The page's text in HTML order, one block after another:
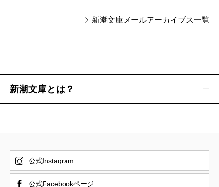
新潮文庫メールアーカイブス一覧
新潮文庫とは？
公式Instagram
公式Facebookページ